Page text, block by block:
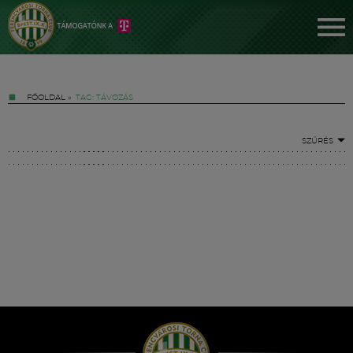
FŐOLDAL » TAG: TÁVOZÁS
SZŰRÉS
Hírek